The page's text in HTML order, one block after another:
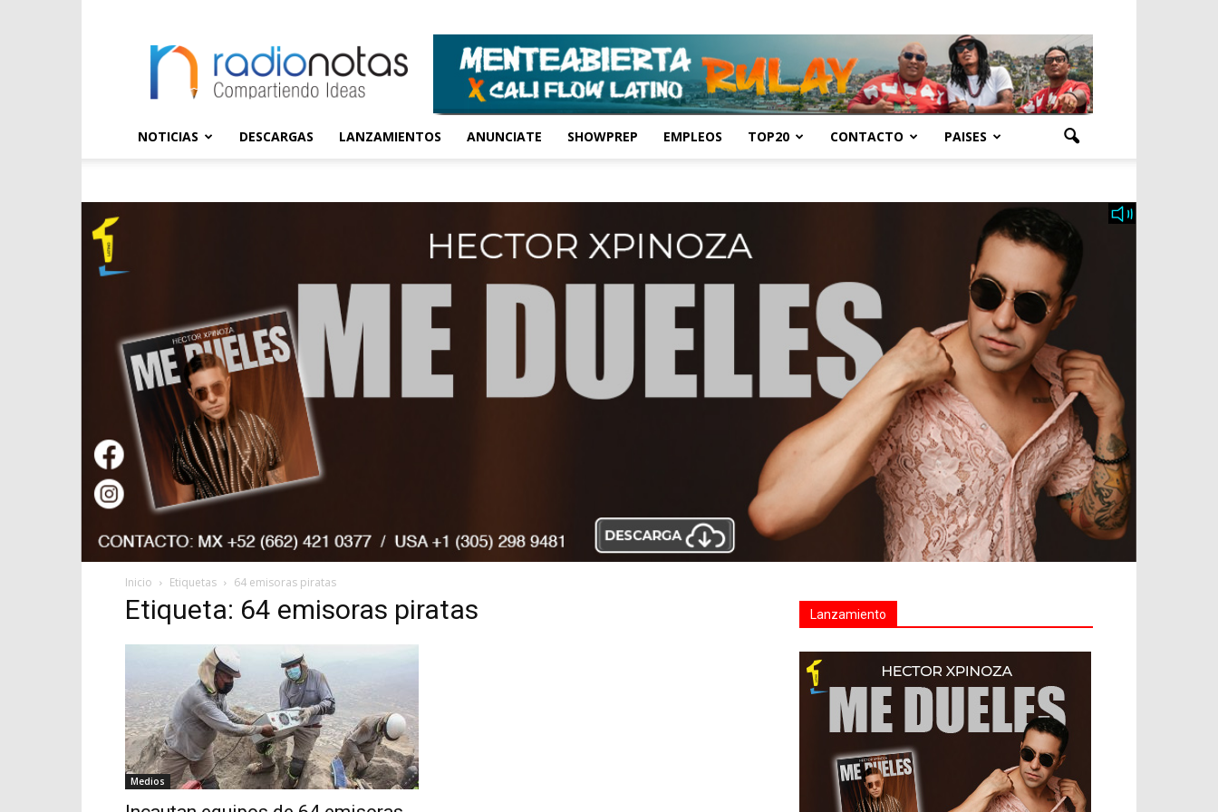
NOTICIAS DESCARGAS LANZAMIENTOS ANUNCIATE SHOWPREP EMPLEOS TOP20 CONTACTO PAISES
Inicio Etiquetas 64 emisoras piratas
Etiqueta: 64 emisoras piratas
Medios
Lanzamiento